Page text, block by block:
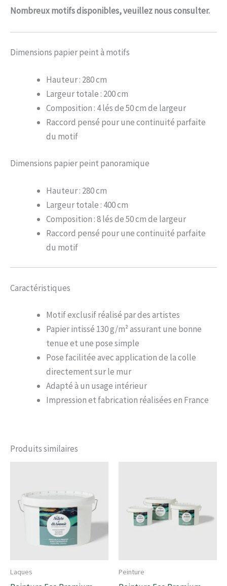
Nombreux motifs disponibles, veuillez nous consulter.
Dimensions papier peint à motifs
Hauteur : 280 cm
Largeur totale : 200 cm
Composition : 4 lés de 50 cm de largeur
Raccord pensé pour une continuité parfaite
du motif
Dimensions papier peint panoramique
Hauteur : 280 cm
Largeur totale : 400 cm
Composition : 8 lés de 50 cm de largeur
Raccord pensé pour une continuité parfaite
du motif
Caractéristiques
Motif exclusif réalisé par des artistes
Papier intissé 130 g/m² assurant une bonne
tenue et une pose simple
Pose facilitée avec application de la colle
directement sur le mur
Adapté à un usage intérieur
Impression et fabrication réalisées en France
Produits similaires
Laques Peinture